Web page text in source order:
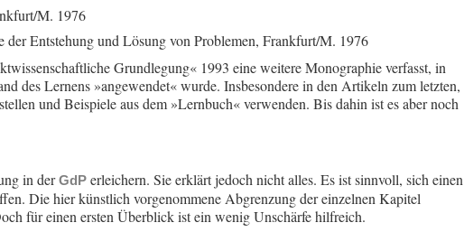
M. 1976
Entstehung und Lösung von Problemen, Frankfurt/M. 1976
Grundlegung« 1993 eine weitere Monographie verfasst, in
des Lernens »angewendet« wurde. Insbesondere in den Artikeln zum letzten,
und Beispiele aus dem »Lernbuch« verwenden. Bis dahin ist es aber noch
in derGdP erleichern. Sie erklärt jedoch nicht alles. Es ist sinnvoll, sich einen
Die hier künstlich vorgenommene Abgrenzung der einzelnen Kapitel
für einen ersten Überblick ist ein wenig Unschärfe hilfreich.